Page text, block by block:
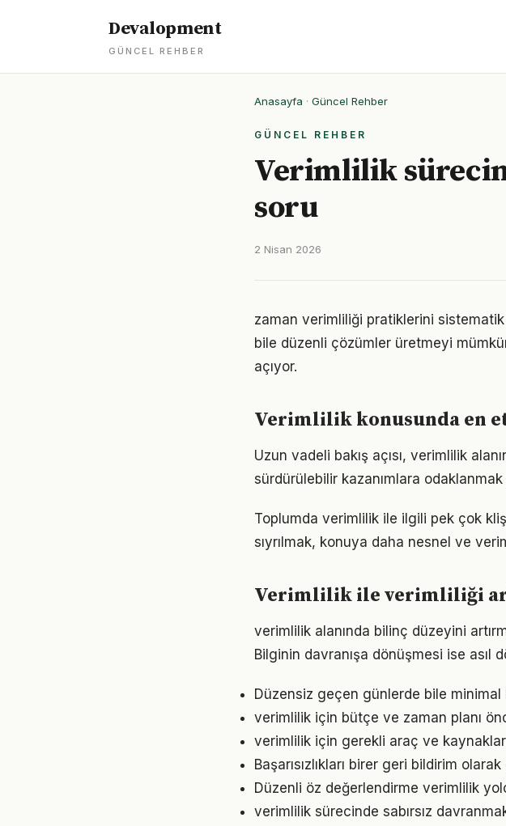
Devalopment
GÜNCEL REHBER
Anasayfa · Güncel Rehber
GÜNCEL REHBER
Verimlilik
soru
2 Nisan 2026
zaman verimliliği pratiklerini
bile düzenli çözümler üretmeyi
açıyor.
Verimlilik konusunda en
Uzun vadeli bakış açısı, verimlilik
sürdürülebilir kazanımlara odaklanmak
Toplumda verimlilik ile ilgili pek çok
sıyrılmak, konuya daha nesnel ve
Verimlilik ile verimliliği
verimlilik alanında bilinç düzeyini
Bilginin davranışa dönüşmesi ise asıl
Düzensiz geçen günlerde bile
verimlilik için bütçe ve zaman planı
verimlilik için gerekli araç ve
Başarısızlıkları birer geri bildirim
Düzenli öz değerlendirme verimlilik
verimlilik sürecinde sabırsız